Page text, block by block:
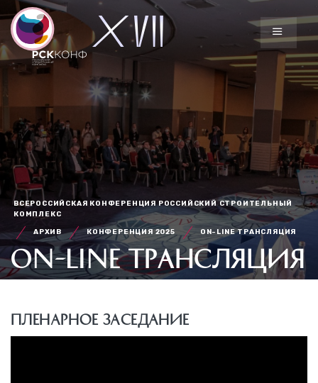
ВСЕРОССИЙСКАЯ КОНФЕРЕНЦИЯ РОССИЙСКИЙ СТРОИТЕЛЬНЫЙ
КОМПЛЕКС
АРХИВ КОНФЕРЕНЦИЯ 2025 ON-LINE ТРАНСЛЯЦИЯ
ON-LINE ТРАНСЛЯЦИЯ
Пленарное заседание